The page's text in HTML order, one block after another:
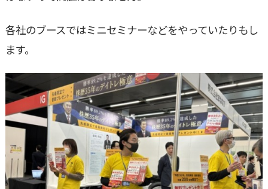
各社のブースではミニセミナーなどをやっていたりもし
ます。